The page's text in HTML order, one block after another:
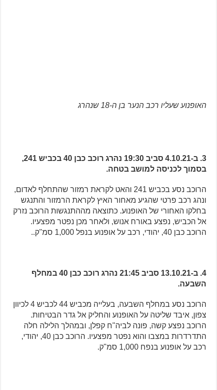
האופנוע שעליו רכב הנער בן ה-18 שנהרג
3. ב-4.10.21 סביב 19:30 נהרג רוכב כבן 40 בכביש 241,
בסמוך לכניסה למושב בטחה.
הרוכב נסע בכביש 241 והאט לקראת רמזור שהתחלף לאדום,
ונהג רכב פרטי שהגיע מאחור האיץ לקראת הרמזור והתנגש
בחלקו האחורי של האופנוע. כתוצאה מההתנגשות הרוכב נזרק
אל הכביש, נפצע באורח אנוש, ולאחר מכן נפטר מפצעיו.
הרוכב כבן 40, יהודי, רכב על אופנוע בנפל 1,000 סמ"ק..
4. ב-13.10.21 סביב 21:45 נהרג רוכב כבן 40 במחלף
השבעה.
הרוכב נסע במחלף השבעה, בעלייה מכביש 44 לכביש 4 לכיוון
צפון, איבד שליטה על האופנוע והחליק אל גדר הבטיחות.
הרוכב נפצע קשה, פונה לביה"ח קפלן, ובמהלך הלילה חלה
התדרדרות במצבו והוא נפטר מפצעיו. הרוכב כבן 40, יהודי,
רכב על אופנוע בנפח 1,000 סמ"ק.